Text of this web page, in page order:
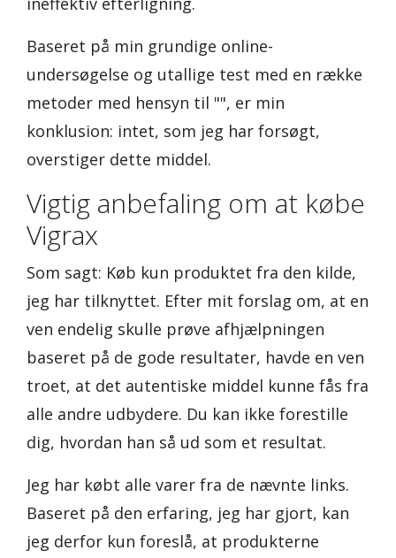
Baseret på min grundige online-
undersøgelse og utallige test med en række
metoder med hensyn til "", er min
konklusion: intet, som jeg har forsøgt,
overstiger dette middel.
Vigtig anbefaling om at købe
Vigrax
Som sagt: Køb kun produktet fra den kilde,
jeg har tilknyttet. Efter mit forslag om, at en
ven endelig skulle prøve afhjælpningen
baseret på de gode resultater, havde en ven
troet, at det autentiske middel kunne fås fra
alle andre udbydere. Du kan ikke forestille
dig, hvordan han så ud som et resultat.
Jeg har købt alle varer fra de nævnte links.
Baseret på den erfaring, jeg har gjort, kan
jeg derfor kun foreslå, at produkterne